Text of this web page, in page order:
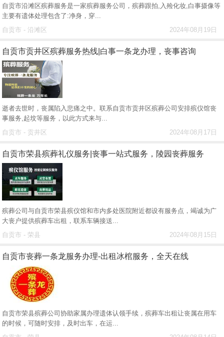
自贡市沿滩区殡葬服务是一家殡葬服务公司，殡葬跟拍,入殓化妆,白事摄像等
主要有遗体处理包含了:净身，穿...
2024年08月19日
自贡市 - 沿滩区
自贡市贡井区殡葬服务热线|白事一条龙办理，丧事咨询
逝者去世时，丧属陷入悲痛之中。联系自贡市贡井区殡葬公司安排‌殡仪馆丧
事服务,起坟等服务，以此方式来与...
2024年08月17日
自贡市 - 贡井区
自贡市荣县殡葬礼仪服务|丧事一站式服务，陵园丧葬服务
殡葬公司与自贡市荣县殡仪馆和市内多处医院附近都设有服务点，竭诚为广
大丧户提供殡葬车出租，联系车辆接送...
2024年08月15日
自贡市 - 荣县
自贡市丧葬一条龙服务办理-出租冰棺服务，全天在线
自贡市荣县殡葬公司协助家属办理遗体认领手续，殡葬车出租让丧属在用车
的时候，可随时安排，及时出车，在运...